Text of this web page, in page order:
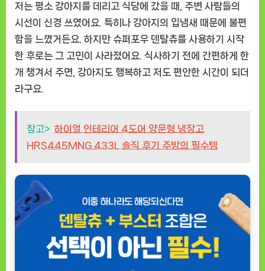
저는 평소 강아지를 데리고 식당에 갔을 때, 주변 사람들의
시선이 신경 쓰였어요. 특히나 강아지의 입냄새 때문에 불편
함을 느꼈거든요. 하지만 슈퍼포우 덴탈츄를 사용하기 시작
한 후로는 그 고민이 사라졌어요. 식사하기 전에 간편하게 한
개 챙겨서 주면, 강아지도 행복하고 저도 편안한 시간이 되더
라구요.
참고> 하이얼 인테리어 4도어 양문형 냉장고
HRS445MNG 433L 솔직 후기 주방의 필수템